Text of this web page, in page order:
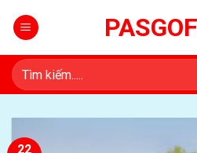
Tìm
kiếm:
22